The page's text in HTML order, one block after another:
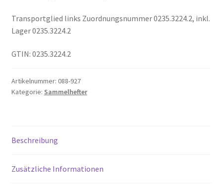
Transportglied links Zuordnungsnummer 0235.3224.2, inkl.
Lager 0235.3224.2
GTIN: 0235.3224.2
Artikelnummer: 088-927
Kategorie: Sammelhefter
Beschreibung
Zusätzliche Informationen